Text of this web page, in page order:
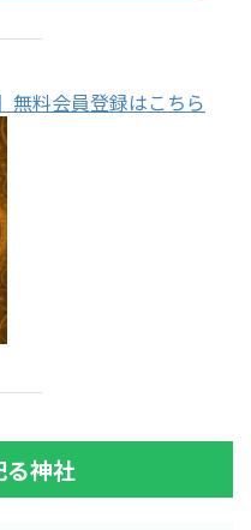
無料会員登録はこちら
神社